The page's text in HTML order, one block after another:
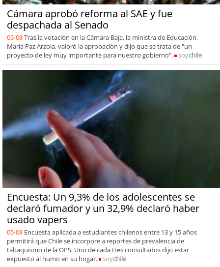
Cámara aprobó reforma al SAE y fue
despachada al Senado
05-08Tras la votación en la Cámara Baja, la ministra de Educación,
María Paz Arzola, valoró la aprobación y dijo que se trata de "un
proyecto de ley muy importante para nuestro gobierno".
soychile
Encuesta: Un 9,3% de los adolescentes se
declaró fumador y un 32,9% declaró haber
usado vapers
05-08 Encuesta aplicada a estudiantes chilenos entre 13 y 15 años
permitirá que Chile se incorpore a reportes de prevalencia de
tabaquismo de la OPS. Uno de cada tres consultados dijo estar
expuesto al humo en su hogar.
soychile